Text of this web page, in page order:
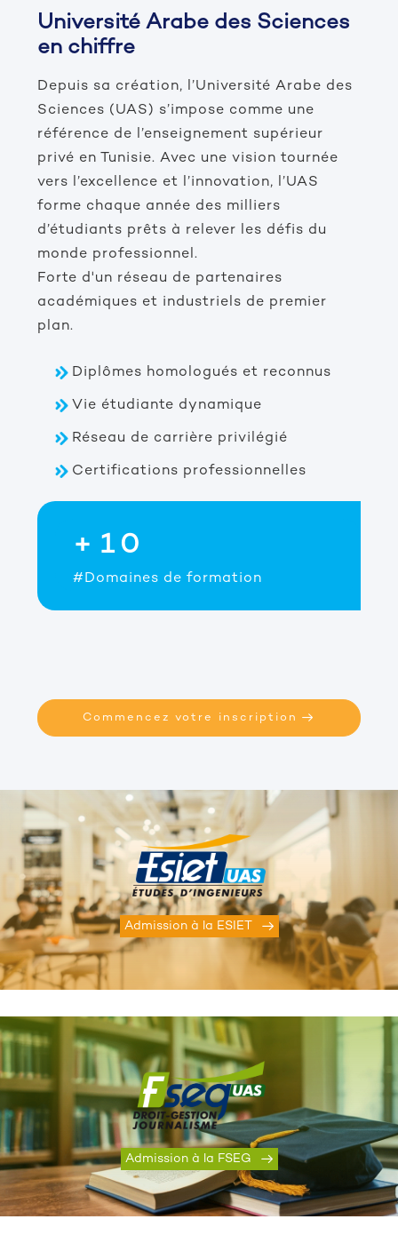
Université Arabe des Sciences
en chiffre
Depuis sa création, l’Université Arabe des
Sciences (UAS) s’impose comme une
référence de l’enseignement supérieur
privé en Tunisie. Avec une vision tournée
vers l’excellence et l’innovation, l’UAS
forme chaque année des milliers
d’étudiants prêts à relever les défis du
monde professionnel.
Forte d'un réseau de partenaires
académiques et industriels de premier
plan.
Diplômes homologués et reconnus
Vie étudiante dynamique
Réseau de carrière privilégié
Certifications professionnelles
#Nationalités étudiants
Commencez votre inscription
Admission à la ESIET
Admission à la FSEG